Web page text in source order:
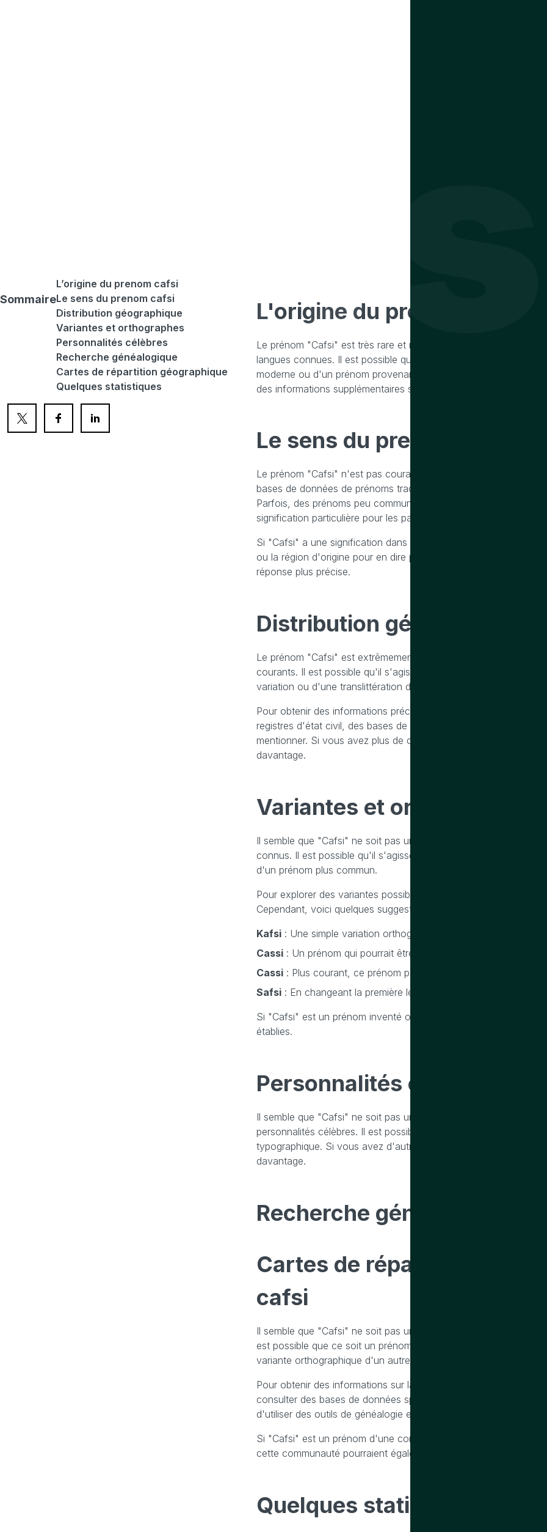
Sommaire
L’origine du prenom cafsi
Le sens du prenom cafsi
Distribution géographique
Variantes et orthographes
Personnalités célèbres
Recherche généalogique
Cartes de répartition géographique
Quelques statistiques
L'origine du prenom cafsi
Le prénom "Cafsi" est très rare et ne semble pas avoir d'origine
langues connues. Il est possible qu'il s'agisse d'une variation
moderne ou d'un prénom provenant d'une culture ou d'une
des informations supplémentaires sur le contexte culturel ou
Le sens du prenom cafsi
Le prénom "Cafsi" n'est pas courant et ne semble pas avoir
bases de données de prénoms traditionnels. Il est possible que
Parfois, des prénoms peu communs peuvent être dérivés de
signification particulière pour les parents.
Si "Cafsi" a une signification dans une langue ou une culture
ou la région d'origine pour en dire plus. Si vous avez des détails
réponse plus précise.
Distribution géographique
Le prénom "Cafsi" est extrêmement rare et n'est pas largement
courants. Il est possible qu'il s'agisse d'un prénom d'origine
variation ou d'une translittération d'un autre prénom.
Pour obtenir des informations précises sur la distribution
registres d'état civil, des bases de données généalogiques, ou
mentionner. Si vous avez plus de contexte ou des détails
davantage.
Variantes et orthographes
Il semble que "Cafsi" ne soit pas un prénom courant ou bien
connus. Il est possible qu'il s'agisse d'une variation régionale,
d'un prénom plus commun.
Pour explorer des variantes possibles, il serait utile de connaître
Cependant, voici quelques suggestions basées sur des
Kafsi : Une simple variation orthographique en changeant la
Cassi : Un prénom qui pourrait être phonétiquement similaire.
Cassi : Plus courant, ce prénom peut être une variante de
Safsi : En changeant la première lettre, cela peut ressembler à
Si "Cafsi" est un prénom inventé ou unique à une famille ou une
établies.
Personnalités célèbres
Il semble que "Cafsi" ne soit pas un prénom largement reconnu
personnalités célèbres. Il est possible que ce soit un prénom très
typographique. Si vous avez d'autres informations ou un
davantage.
Recherche généalogique
Cartes de répartition
cafsi
Il semble que "Cafsi" ne soit pas un prénom courant ou
est possible que ce soit un prénom très rare, un prénom
variante orthographique d'un autre prénom.
Pour obtenir des informations sur la répartition géographique
consulter des bases de données spécialisées, telles que celles
d'utiliser des outils de généalogie en ligne qui permettent de
Si "Cafsi" est un prénom d'une communauté ou d'une région
cette communauté pourraient également fournir des indices sur
Quelques statistiques